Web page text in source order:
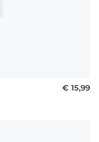
€ 15,99